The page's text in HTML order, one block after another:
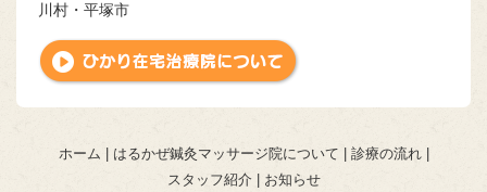
川村・平塚市
ホーム はるかぜ鍼灸マッサージ院について
診療の流れ
スタッフ紹介
お知らせ